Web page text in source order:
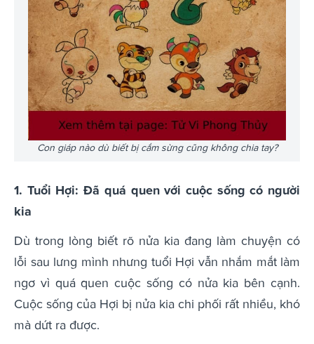
Con giáp nào dù biết bị cắm sừng cũng không chia tay?
1. Tuổi Hợi: Đã quá quen với cuộc sống có người
kia
Dù trong lòng biết rõ nửa kia đang làm chuyện có
lỗi sau lưng mình nhưng tuổi Hợi vẫn nhắm mắt làm
ngơ vì quá quen cuộc sống có nửa kia bên cạnh.
Cuộc sống của Hợi bị nửa kia chi phối rất nhiều, khó
mà dứt ra được.